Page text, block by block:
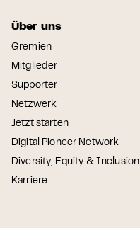
Über uns
Gremien
Mitglieder
Supporter
Netzwerk
Jetzt starten
Digital Pioneer Network
Diversity, Equity & Inclusion
Karriere